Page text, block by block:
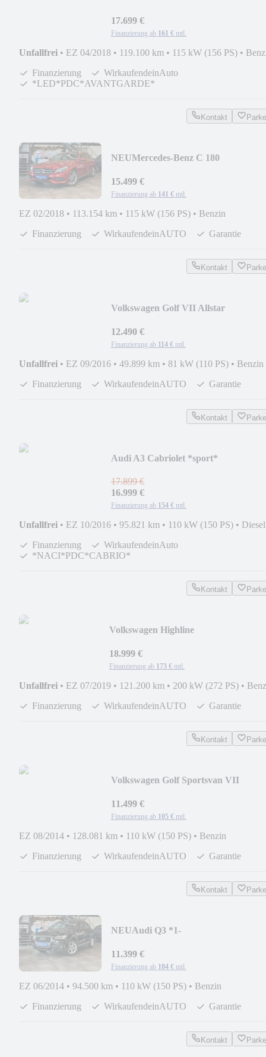
17.699 €
Finanzierung ab 161 € mtl.
Unfallfrei • EZ 04/2018 • 119.100 km • 115 kW (156 PS) •
Finanzierung
WirkaufendeinAuto
*LED*PDC*AVANTGARDE*
Kontakt
NEUMercedes-Benz C 180
ZONEN*LED*
15.499 €
Finanzierung ab 141 € mtl.
EZ 02/2018 • 113.154 km • 115 kW (156 PS) • Benzin
Finanzierung
WirkaufendeinAUTO Garantie
Kontakt
Volkswagen Golf VII Allstar
12.490 €
Finanzierung ab 114 € mtl.
Unfallfrei • EZ 09/2016 • 49.899 km • 81 kW (110 PS) • Benzin
Finanzierung
WirkaufendeinAUTO Garantie
Kontakt
Audi A3 Cabriolet *sport*
17.899 €
16.999 €
Finanzierung ab 154 € mtl.
Unfallfrei • EZ 10/2016 • 95.821 km • 110 kW (150 PS) • Diesel
Finanzierung
WirkaufendeinAuto
*NACI*PDC*CABRIO*
Kontakt
Volkswagen Highline
18.999 €
Finanzierung ab 173 € mtl.
Unfallfrei • EZ 07/2019 • 121.200 km • 200 kW (272 PS) •
Finanzierung
WirkaufendeinAUTO Garantie
Kontakt
Volkswagen Golf Sportsvan VII
11.499 €
Finanzierung ab 105 € mtl.
EZ 08/2014 • 128.081 km • 110 kW (150 PS) • Benzin
Finanzierung
WirkaufendeinAUTO Garantie
Kontakt
NEUAudi Q3 *1-
11.399 €
Finanzierung ab 104 € mtl.
EZ 06/2014 • 94.500 km • 110 kW (150 PS) • Benzin
Finanzierung
WirkaufendeinAUTO Garantie
Kontakt